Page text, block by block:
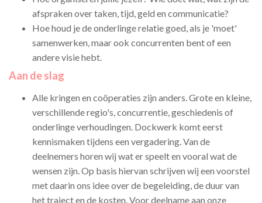
afspraken over taken, tijd, geld en communicatie?
Hoe houd je de onderlinge relatie goed, als je 'moet'
samenwerken, maar ook concurrenten bent of een
andere visie hebt.
Aan de slag
Alle kringen en coöperaties zijn anders. Grote en kleine,
verschillende regio's, concurrentie, geschiedenis of
onderlinge verhoudingen. Dockwerk komt eerst
kennismaken tijdens een vergadering. Van de
deelnemers horen wij wat er speelt en vooral wat de
wensen zijn. Op basis hiervan schrijven wij een voorstel
met daarin ons idee over de begeleiding, de duur van
het traject en de kosten. Voor deelname aan onze